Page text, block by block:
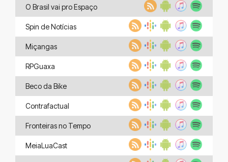
O Brasil vai pro Espaço
Spin de Notícias
Miçangas
RPGuaxa
Beco da Bike
Contrafactual
Fronteiras no Tempo
MeiaLuaCast